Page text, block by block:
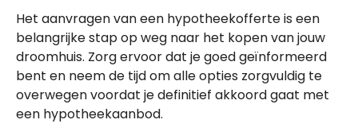
Het aanvragen van een hypotheekofferte is een
belangrijke stap op weg naar het kopen van jouw
droomhuis. Zorg ervoor dat je goed geïnformeerd
bent en neem de tijd om alle opties zorgvuldig te
overwegen voordat je definitief akkoord gaat met
een hypotheekaanbod.